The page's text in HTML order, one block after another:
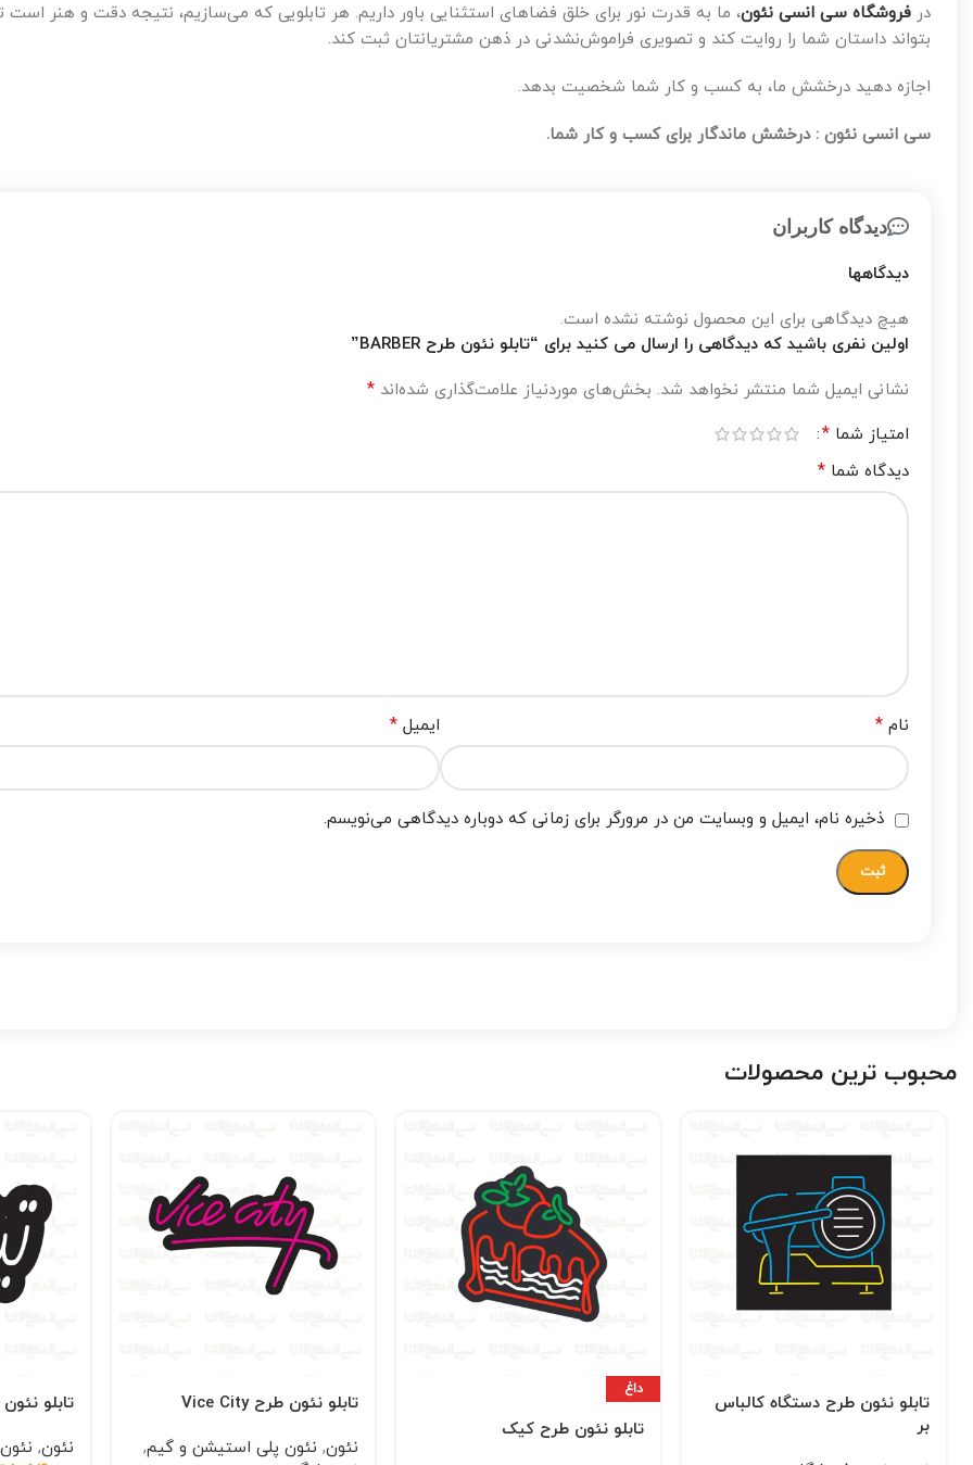
در فروشگاه سی انسی نئون، ما به قدرت نور برای خلق فضاهای استثنایی باور داریم. هر تابلویی که می‌سازیم، نتیجه دقت و هنر است
بتواند داستان شما را روایت کند و تصویری فراموش‌نشدنی در ذهن مشتریانتان ثبت کند.
اجازه دهید درخشش ما، به کسب و کار شما شخصیت بدهد.
سی انسی نئون : درخشش ماندگار برای کسب و کار شما.
دیدگاه کاربران
دیدگاهها
هیچ دیدگاهی برای این محصول نوشته نشده است.
اولین نفری باشید که دیدگاهی را ارسال می کنید برای “تابلو نئون طرح BARBER”
نشانی ایمیل شما منتشر نخواهد شد. بخش‌های موردنیاز علامت‌گذاری شده‌اند *
امتیاز شما *
دیدگاه شما *
نام * ایمیل *
ذخیره نام، ایمیل و وبسایت من در مرورگر برای زمانی که دوباره دیدگاهی می‌نویسم.
محبوب ترین محصولات
تابلو نئون طرح دستگاه کالباس
بر
داغ
تابلو نئون طرح کیک
تابلو نئون طرح Vice City
نئون, نئون پلی استیشن و گیم,
تابلو
نئون,